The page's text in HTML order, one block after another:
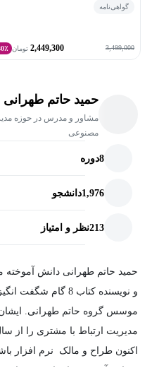
گواهی‌نامه
3,499,000
2,449,300 تومان
حمید حاتم طهرانی
مشاور و مدرس در حوزه
مصنوعی
8دوره
1,976دانشجو
213نظر و امتیاز
حمید حاتم طهرانی دانش آموخته
و نویسنده کتاب 8
موسس گروه حاتم طهرانی.
اکنون طراح و مالک نرم افزار